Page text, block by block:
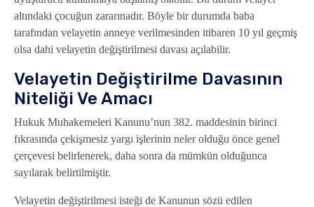
altındaki çocuğun zararınadır. Böyle bir durumda baba
tarafından velayetin anneye verilmesinden itibaren 10 yıl geçmiş
olsa dahi velayetin değiştirilmesi davası açılabilir.
Velayetin Değiştirilme Davasının
Niteliği Ve Amacı
Hukuk Muhakemeleri Kanunu’nun 382. maddesinin birinci
fıkrasında çekişmesiz yargı işlerinin neler olduğu önce genel
çerçevesi belirlenerek, daha sonra da mümkün olduğunca
sayılarak belirtilmiştir.
Velayetin değiştirilmesi isteği de Kanunun sözü edilen